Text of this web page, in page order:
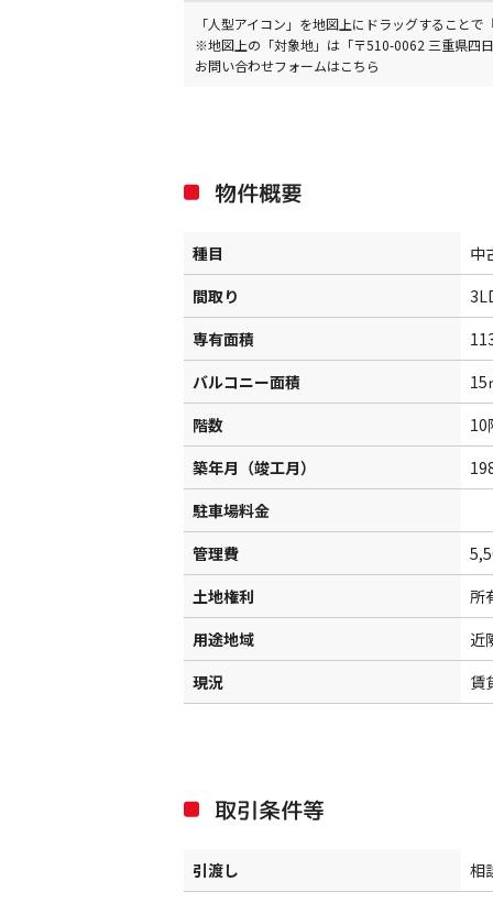
「人型アイコン」を地図上にドラッグすること
※地図上の「対象地」は「〒510-0062 三重県四
お問い合わせフォームはこちら
物件概要
種目
中
間取り
専有面積
バルコニー面積
15
階数
10
築年月（竣工月）
駐車場料金
管理費
土地権利
所
用途地域
近
現況
賃
取引条件等
引渡し 相